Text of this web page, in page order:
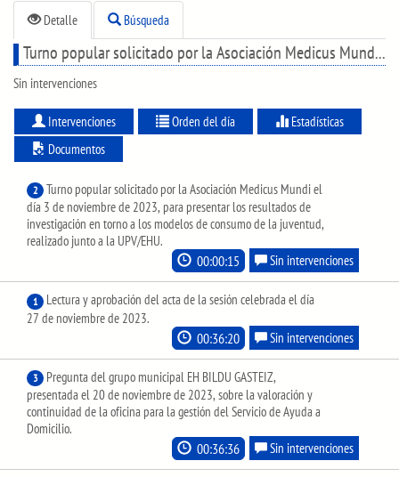
Detalle Búsqueda
Turno popular solicitado por la Asociación Medicus Mundi el día 3 de noviembre de 2023, para presentar los resultados de investigación en torno a los modelos de consumo de la juventud, realizado junto a la UPV/EHU.
Sin intervenciones
Intervenciones Orden del día
Estadísticas
Documentos
2
Turno popular solicitado por la Asociación Medicus Mundi el
día 3 de noviembre de 2023, para presentar los resultados de
investigación en torno a los modelos de consumo de la juventud,
realizado junto a la UPV/EHU.
00:00:15 Sin intervenciones
1
Lectura y aprobación del acta de la sesión celebrada el día
27 de noviembre de 2023.
00:36:20 Sin intervenciones
3
Pregunta del grupo municipal EH BILDU GASTEIZ,
presentada el 20 de noviembre de 2023, sobre la valoración y
continuidad de la oficina para la gestión del Servicio de Ayuda a
Domicilio.
00:36:36 Sin intervenciones